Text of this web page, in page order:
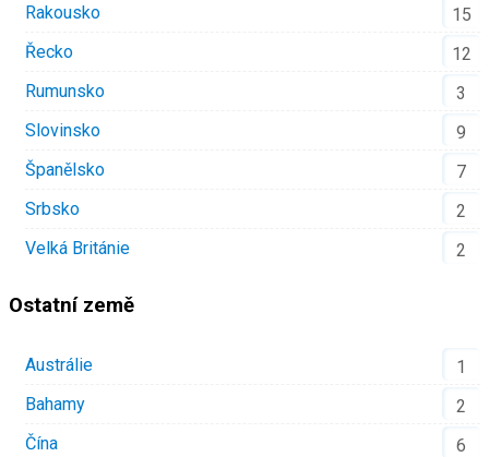
Rakousko
15
Řecko
12
Rumunsko
3
Slovinsko
9
Španělsko
7
Srbsko
2
Velká Británie
2
Ostatní země
Austrálie
1
Bahamy
2
Čína
6